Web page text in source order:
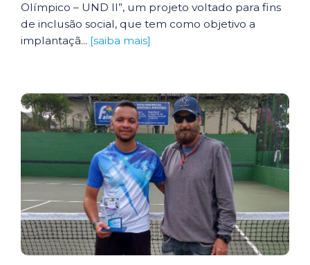
Olímpico – UND II”, um projeto voltado para fins
de inclusão social, que tem como objetivo a
implantaçã... [saiba mais]